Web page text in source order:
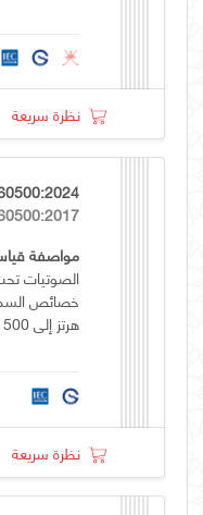
نظرة سريعة
مواصفة
الصوتيات
هرتز إلى 500 كيلوهرتز
نظرة سريعة